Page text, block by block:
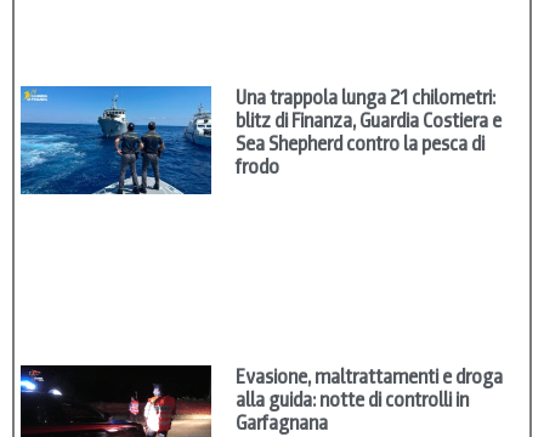
Una trappola lunga 21 chilometri:
blitz di Finanza, Guardia Costiera e
Sea Shepherd contro la pesca di
frodo
Evasione, maltrattamenti e droga
alla guida: notte di controlli in
Garfagnana